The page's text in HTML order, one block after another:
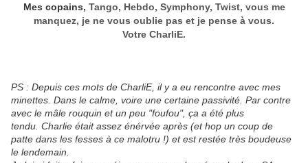
Mes copains, Tango, Hebdo, Symphony, Twist, vous me
manquez, je ne vous oublie pas et je pense à vous.
Votre CharliE.
PS : Depuis ces mots de CharliE, il y a eu rencontre avec mes
minettes. Dans le calme, voire une certaine passivité. Par contre
avec le mâle rouquin et un peu "foufou", ça a été plus
tendu. Charlie était assez énérvée après (et hop un coup de
patte dans les fesses à ce malotru !) et est restée très boudeuse
le lendemain.